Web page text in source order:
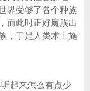
界受够了各个种族
而此时正好魔族出
，于是人类术士施
起来怎么有点少